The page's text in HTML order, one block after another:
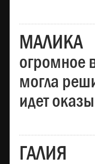
МАЛИКА
огромное
могла
идет
ГАЛИЯ